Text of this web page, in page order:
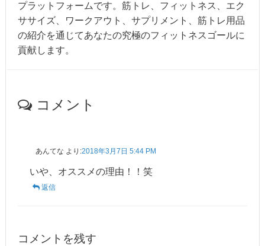
プラットフォームです。筋トレ、フィットネス、エク
ササイズ、ワークアウト、サプリメント、筋トレ用品
の紹介を通じてあなたの究極のフィットネスゴールに
貢献します。
コメント
あんてな より:2018年3月7日 5:44 PM
いや、オススメの理由！！笑
返信
コメントを残す